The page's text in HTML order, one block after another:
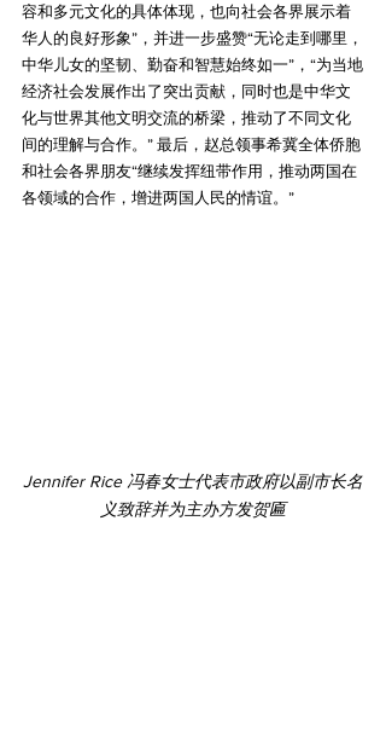
容和多元文化的具体体现，也向社会各界展示着
华人的良好形象”，并进一步盛赞“无论走到哪里，
中华儿女的坚韧、勤奋和智慧始终如一”，“为当地
经济社会发展作出了突出贡献，同时也是中华文
化与世界其他文明交流的桥梁，推动了不同文化
间的理解与合作。” 最后，赵总领事希冀全体侨胞
和社会各界朋友“继续发挥纽带作用，推动两国在
各领域的合作，增进两国人民的情谊。”
Jennifer Rice 冯春女士代表市政府以副市长名
义致辞并为主办方发贺匾